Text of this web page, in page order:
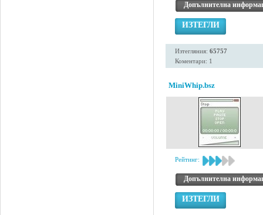
Допълнителна
ИЗТЕГЛИ
Изтегляния: 65757
Коментари: 1
MiniWhip.bsz
Рейтинг:
Допълнителна
ИЗТЕГЛИ